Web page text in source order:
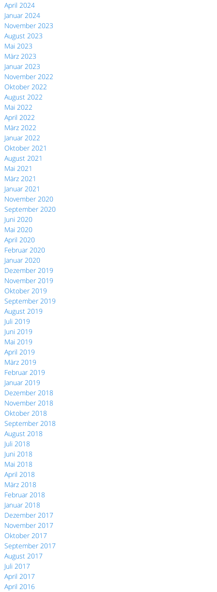
April 2024
Januar 2024
November 2023
August 2023
Mai 2023
März 2023
Januar 2023
November 2022
Oktober 2022
August 2022
Mai 2022
April 2022
März 2022
Januar 2022
Oktober 2021
August 2021
Mai 2021
März 2021
Januar 2021
November 2020
September 2020
Juni 2020
Mai 2020
April 2020
Februar 2020
Januar 2020
Dezember 2019
November 2019
Oktober 2019
September 2019
August 2019
Juli 2019
Juni 2019
Mai 2019
April 2019
März 2019
Februar 2019
Januar 2019
Dezember 2018
November 2018
Oktober 2018
September 2018
August 2018
Juli 2018
Juni 2018
Mai 2018
April 2018
März 2018
Februar 2018
Januar 2018
Dezember 2017
November 2017
Oktober 2017
September 2017
August 2017
Juli 2017
April 2017
April 2016